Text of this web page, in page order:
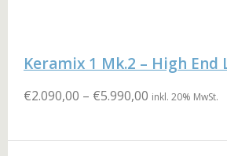
Keramix 1 Mk.2 – High
€2.090,00 – €5.990,00 inkl. 20% MwSt.